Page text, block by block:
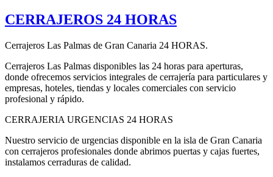
CERRAJEROS 24 HORAS
Cerrajeros Las Palmas de Gran Canaria 24 HORAS.
Cerrajeros Las Palmas disponibles las 24 horas para aperturas,
donde ofrecemos servicios integrales de cerrajería para particulares y
empresas, hoteles, tiendas y locales comerciales con servicio
profesional y rápido.
CERRAJERIA URGENCIAS 24 HORAS
Nuestro servicio de urgencias disponible en la isla de Gran Canaria
con cerrajeros profesionales donde abrimos puertas y cajas fuertes,
instalamos cerraduras de calidad.